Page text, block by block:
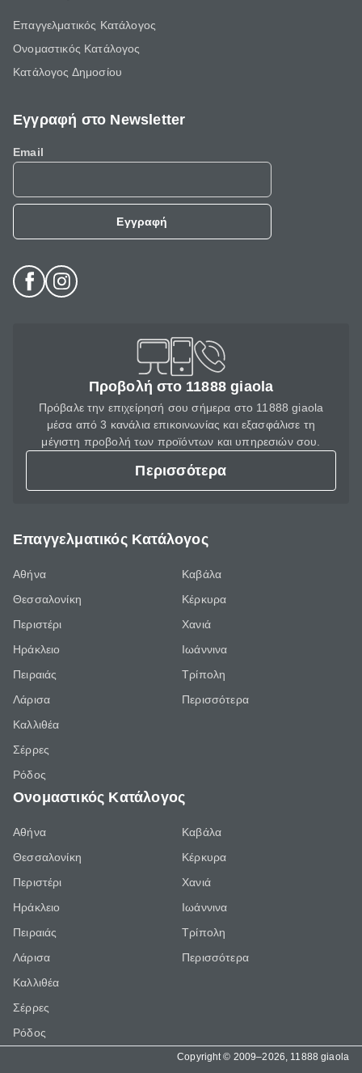
Επαγγελματικός Κατάλογος
Ονομαστικός Κατάλογος
Κατάλογος Δημοσίου
Εγγραφή στο Newsletter
Email
Εγγραφή
Προβολή στο 11888 giaola
Πρόβαλε την επιχείρησή σου σήμερα στο 11888 giaola
μέσα από 3 κανάλια επικοινωνίας και εξασφάλισε τη
μέγιστη προβολή των προϊόντων και υπηρεσιών σου.
Περισσότερα
Επαγγελματικός Κατάλογος
Αθήνα
Θεσσαλονίκη
Περιστέρι
Ηράκλειο
Πειραιάς
Λάρισα
Καλλιθέα
Σέρρες
Ρόδος
Καβάλα
Κέρκυρα
Χανιά
Ιωάννινα
Τρίπολη
Περισσότερα
Ονομαστικός Κατάλογος
Αθήνα
Θεσσαλονίκη
Περιστέρι
Ηράκλειο
Πειραιάς
Λάρισα
Καλλιθέα
Σέρρες
Ρόδος
Καβάλα
Κέρκυρα
Χανιά
Ιωάννινα
Τρίπολη
Περισσότερα
Copyright © 2009–2026, 11888 giaola